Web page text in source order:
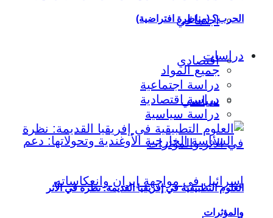
اجتماعي
اقتصادي
سياسي
الحرب؟ (مناظرة افتراضية)
دراسات
جميع المواد
دراسة اجتماعية
دراسة اقتصادية
دراسة سياسية
العلوم التطبيقية في إفريقيا القديمة: نظرة في الأثر
والمؤثرات